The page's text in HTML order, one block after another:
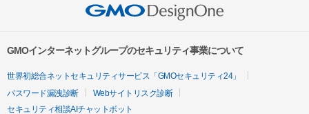
GMOインターネットグループのセキュリティ事業について
世界初総合ネットセキュリティサービス「GMOセキュリティ24」
パスワード漏洩診断
Webサイトリスク診断
セキュリティ相談AIチャットボット